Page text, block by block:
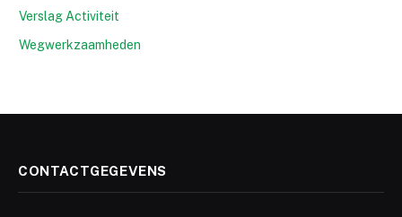
Verslag Activiteit
Wegwerkzaamheden
CONTACTGEGEVENS